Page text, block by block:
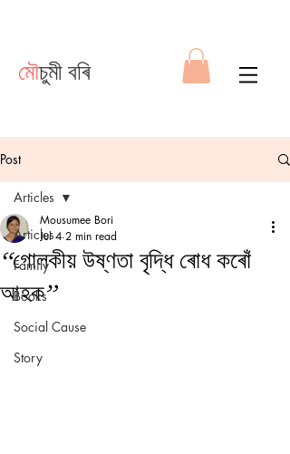
মৌচুমী বৰি
Post
Articles
Family
Books
Social Cause
Story
Articles
“গোলকীয় উষ্ণতা বৃদ্ধি ৰোধ কৰোঁ
আহক”
Mousumee Bori
Jul 4 2 min read